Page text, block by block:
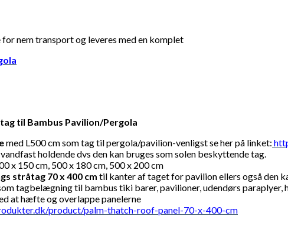
nem transport og leveres med en komplet
til Bambus Pavilion/Pergola
med L500 cm som tag til pergola/pavilion-venligst se her på linket:
holdende dvs den kan bruges som solen beskyttende tag.
x 150 cm, 500 x 180 cm, 500 x 200 cm
stråtag 70 x 400 cm til kanter af taget for pavilion ellers også den
tagbelægning til bambus tiki barer, pavilioner, udendørs
at hæfte og overlappe panelerne
product/palm-thatch-roof-panel-70-x-400-cm